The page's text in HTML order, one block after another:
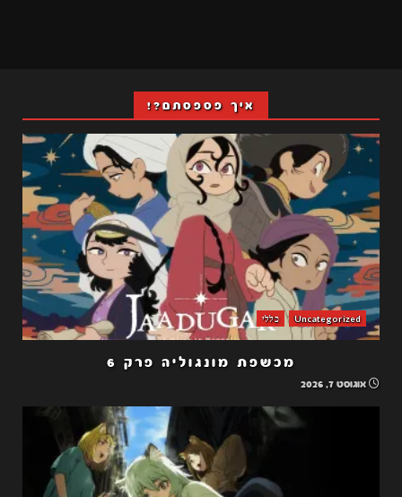
איך פספסתם?!
Uncategorized כללי
מכשפת מונגוליה פרק 6
אוגוסט 7, 2026